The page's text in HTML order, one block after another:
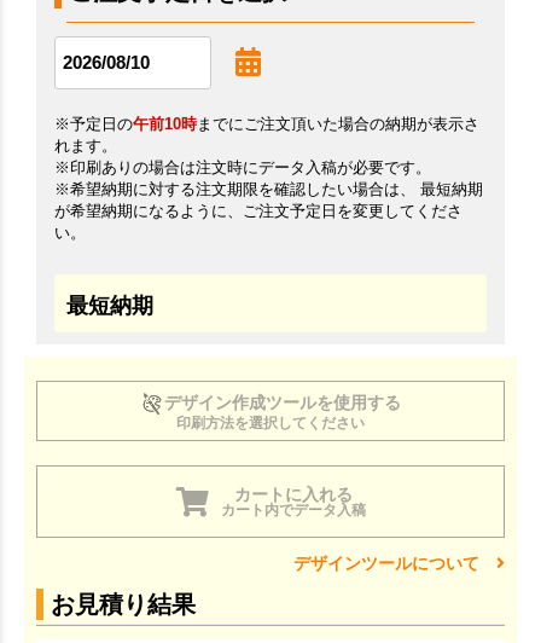
※予定日の午前10時までにご注文頂いた場合の納期が表示さ
れます。
※印刷ありの場合は注文時にデータ入稿が必要です。
※希望納期に対する注文期限を確認したい場合は、 最短納期
が希望納期になるように、ご注文予定日を変更してくださ
い。
最短納期
デザイン作成ツールを使用する
印刷方法を選択してください
カートに入れる
カート内でデータ入稿
デザインツールについて
お見積り結果